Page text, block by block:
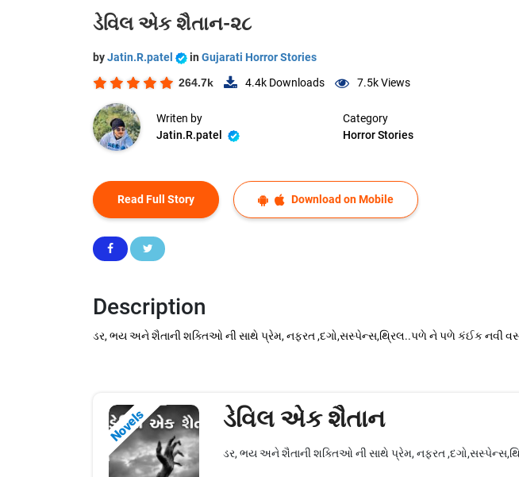
ડેવિલ એક શૈતાન-૨૮
byJatin.R.patel in Gujarati Horror Stories
264.7k 4.4k Downloads 7.5kViews
Writen by
Jatin.R.patel
Category
Horror Stories
Read Full Story Download on Mobile
Description
ડર, ભય અને શૈતાની શક્તિઓ ની સાથે પ્રેમ, નફરત ,દગો,સસ્પેન્સ,થ્રિલ..પળે ને પળે કંઈક નવી
Novels ડેવિલ એક શૈતાન
ડર, ભય અને શૈતાની શક્તિઓ ની સાથે પ્રેમ, નફરત